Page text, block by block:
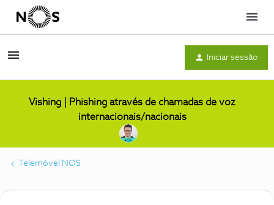
Menu
Iniciar sessão
Vishing | Phishing através de chamadas de voz
internacionais/nacionais
Telemóvel NOS